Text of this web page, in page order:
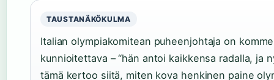
TAUSTANÄKÖKULMA
Italian olympiakomitean puheenjohtaja on
kunnioitettava – “hän antoi kaikkensa radalla, ja
tämä kertoo siitä, miten kova henkinen paine